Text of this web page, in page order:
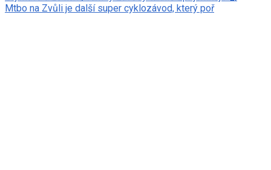
Mtbo na Zvůli je další super cyklozávod, který poř